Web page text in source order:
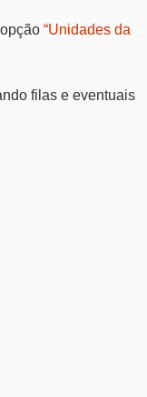
“Unidades da
filas e eventuais